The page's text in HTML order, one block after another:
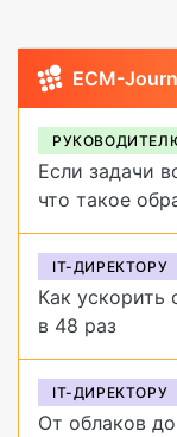
ECM-
Если задачи
что такое
от него
IT-ДИРЕКТОРУ
Как ускорить
в 48 раз
IT-ДИРЕКТОРУ
От облаков